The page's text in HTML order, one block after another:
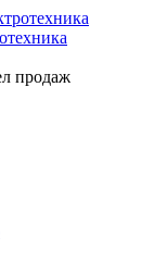
продаж